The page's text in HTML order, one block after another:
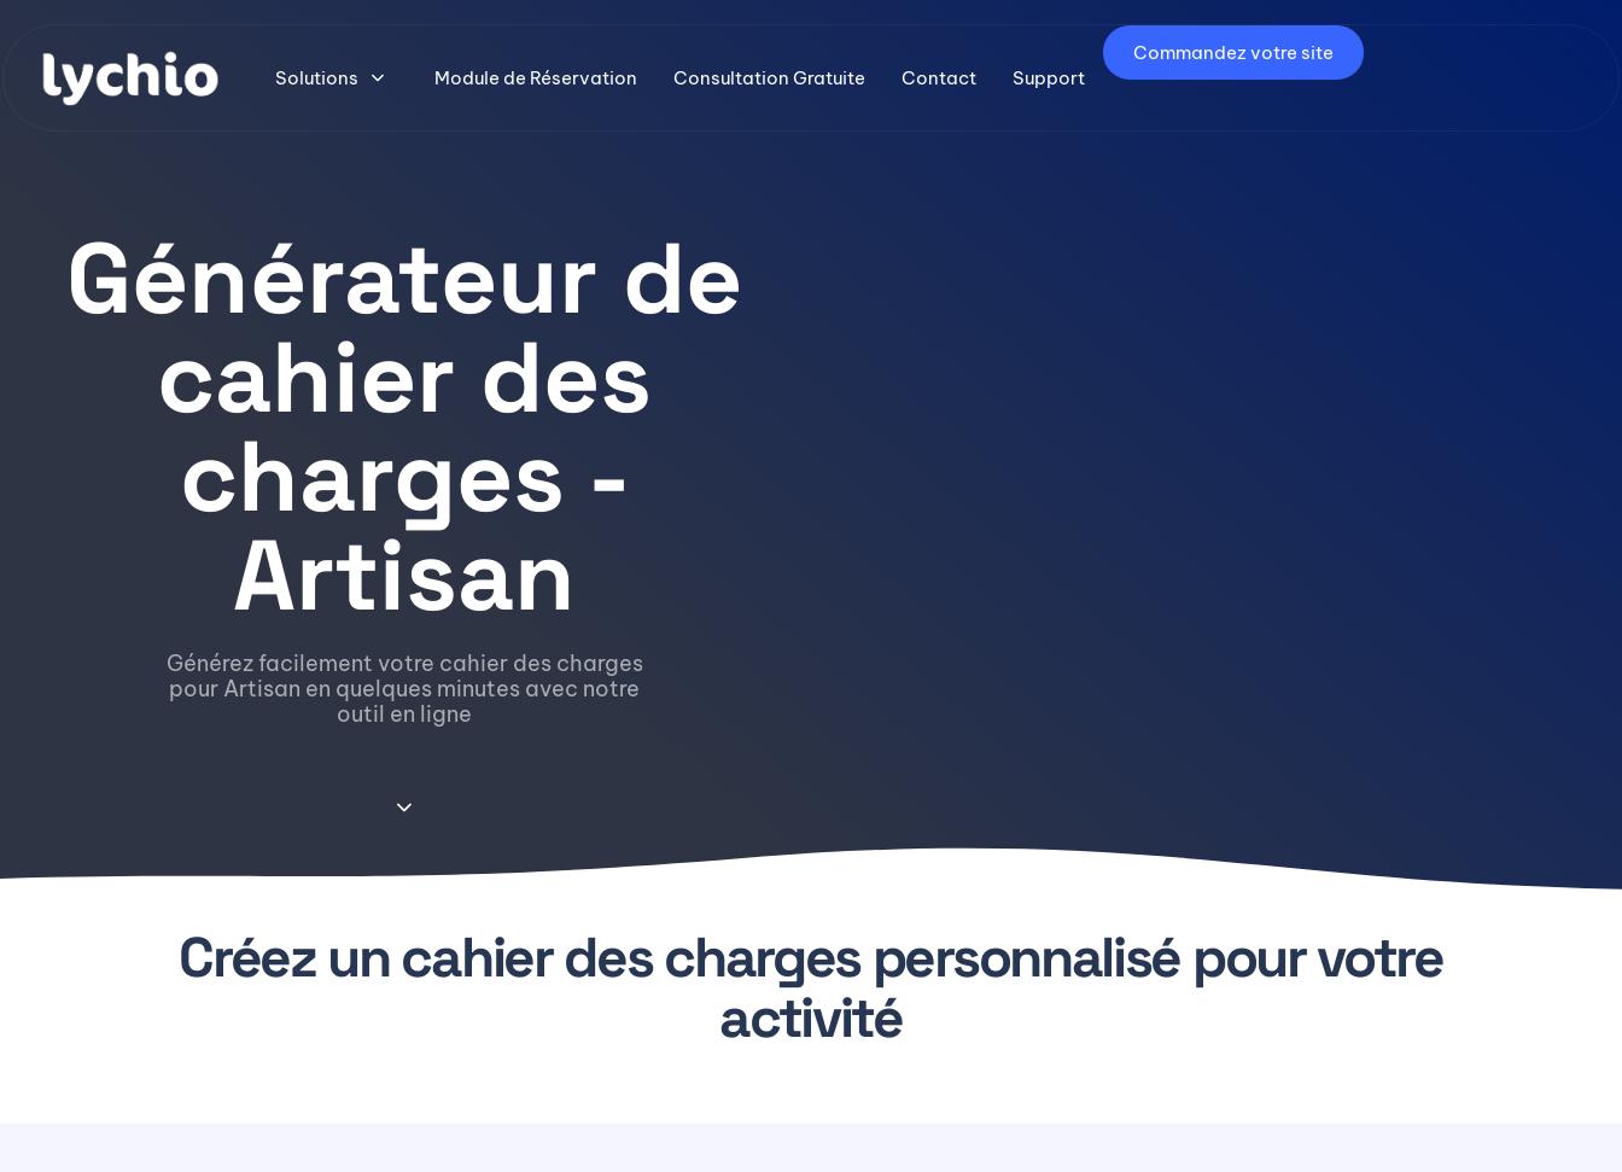
Solutions Module de Réservation Consultation Gratuite Contact Support
Commandez votre site
Générateur de
cahier des
charges -
Artisan
Générez facilement votre cahier des charges
pour Artisan en quelques minutes avec notre
outil en ligne
Créez un cahier des charges personnalisé pour votre
activité